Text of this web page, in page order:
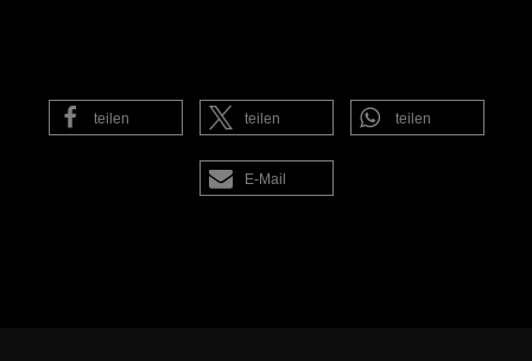
teilen teilen teilen
E-Mail